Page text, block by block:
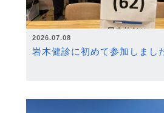
2026.07.08
岩木健診に初めて参加しまし